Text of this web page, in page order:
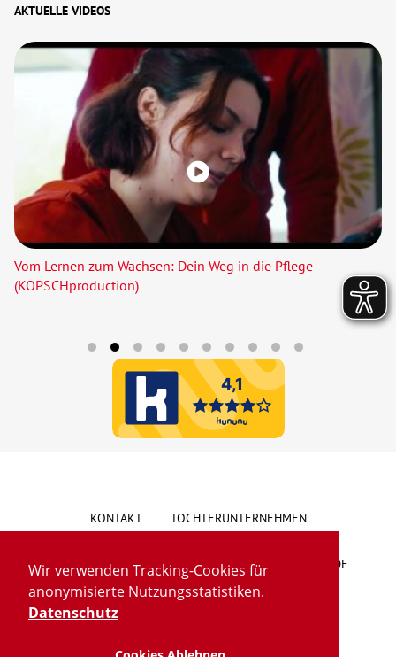
Wir verwenden Tracking-Cookies für
anonymisierte Nutzungsstatistiken.
Datenschutz
AKTUELLE VIDEOS
Vom Lernen zum Wachsen: Dein Weg in die Pflege
(KOPSCHproduction)
KONTAKT TOCHTERUNTERNEHMEN
HINWEISGEBERSYSTEM VORSCHLAG/BESCHWERDE
LIEFERKETTENGESETZ